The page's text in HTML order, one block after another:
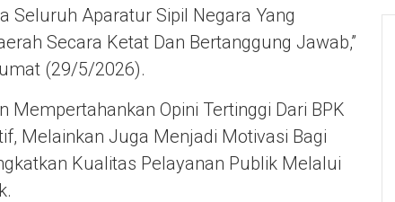
Seluruh Aparatur Sipil Negara Yang
Secara Ketat Dan Bertanggung Jawab,”
(29/5/2026).
Mempertahankan Opini Tertinggi Dari BPK
Melainkan Juga Menjadi Motivasi Bagi
Kualitas Pelayanan Publik Melalui